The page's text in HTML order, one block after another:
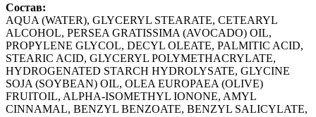
Состав:
AQUA (WATER), GLYCERYL STEARATE, CETEARYL
ALCOHOL, PERSEA GRATISSIMA (AVOCADO) OIL,
PROPYLENE GLYCOL, DECYL OLEATE, PALMITIC ACID,
STEARIC ACID, GLYCERYL POLYMETHACRYLATE,
HYDROGENATED STARCH HYDROLYSATE, GLYCINE
SOJA (SOYBEAN) OIL, OLEA EUROPAEA (OLIVE)
FRUITOIL, ALPHA-ISOMETHYL IONONE, AMYL
CINNAMAL, BENZYL BENZOATE, BENZYL SALICYLATE,